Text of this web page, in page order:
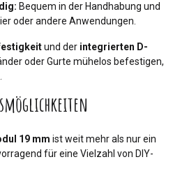
Bequem in der Handhabung und
oder andere Anwendungen.
und der integrierten D-
oder Gurte mühelos befestigen,
19 mm ist weit mehr als nur ein
für eine Vielzahl von DIY-